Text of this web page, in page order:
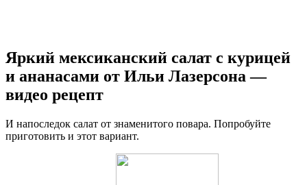
Яркий мексиканский салат с курицей
и ананасами от Ильи Лазерсона —
видео рецепт
И напоследок салат от знаменитого повара. Попробуйте
приготовить и этот вариант.